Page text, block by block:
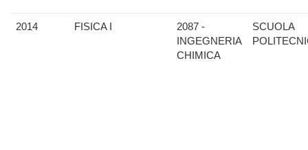
2014 FISICA I
2087 -
INGEGNERIA
CHIMICA
SCUOLA